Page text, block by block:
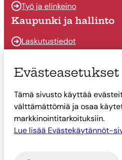
Työ ja elinkeino
Kaupunki ja hallinto
Laskutustiedot
Päätöksenteko
Talous
Yhteystiedot
Tietoa Suonenjoesta
Evästeasetukset
Tämä sivusto käyttää
välttämättömiä ja osaa
markkinointitarkoituksiin.
Lue lisää Evästekäytännöt-